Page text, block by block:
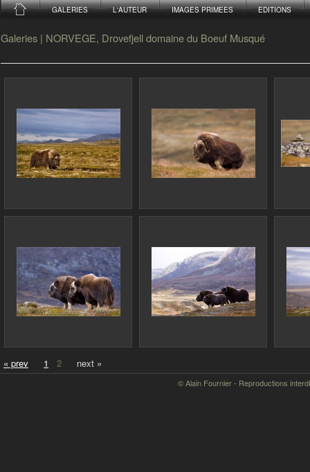
GALERIES L'AUTEUR IMAGES PRIMEES EDITIONS
Galeries | NORVEGE, Drovefjell domaine du Boeuf Musqué
« prev 1 2 next »
© Alain Fournier - Reproductions